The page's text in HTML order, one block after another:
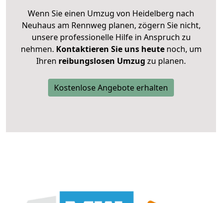
Wenn Sie einen Umzug von Heidelberg nach
Neuhaus am Rennweg planen, zögern Sie nicht,
unsere professionelle Hilfe in Anspruch zu
nehmen. Kontaktieren Sie uns heutenoch, um
Ihren reibungslosen Umzug zu planen.
Kostenlose Angebote erhalten